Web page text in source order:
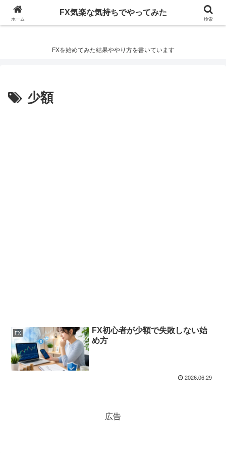
FX気楽な気持ちでやってみた
FXを始めてみた結果ややり方を書いています
少額
FX
FX初心者が少額で失敗しない始
め方
2026.06.29
広告
ホーム
FX気楽な気持ちでやってみた
検索